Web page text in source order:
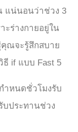
แน่นอนว่าช่วง 3
ะร่างกายอยู่ใน
คุณจะรู้สึกสบาย
if แบบ Fast 5
ำหนดชั่วโมงรับ
บประทานช่วง